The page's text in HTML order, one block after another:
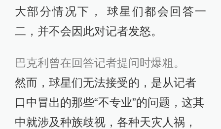
大部分情况下， 球星们都会回答一
二，并不会因此对记者发怒。
巴克利曾在回答记者提问时爆粗。
然而，球星们无法接受的，是从记者
口中冒出的那些“不专业”的问题，这其
中就涉及种族歧视，各种天灾人祸，